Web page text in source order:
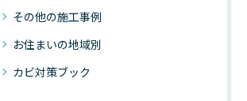
その他の施工事例
お住まいの地域別
カビ対策ブック